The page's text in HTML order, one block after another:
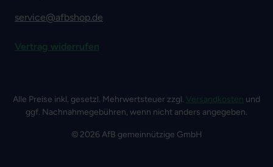
service@afbshop.de
Vertrag widerrufen
Alle Preise inkl. gesetzl. Mehrwertsteuer zzgl. Versandkosten und
ggf. Nachnahmegebühren, wenn nicht anders angegeben.
© 2026 AfB gemeinnützige GmbH